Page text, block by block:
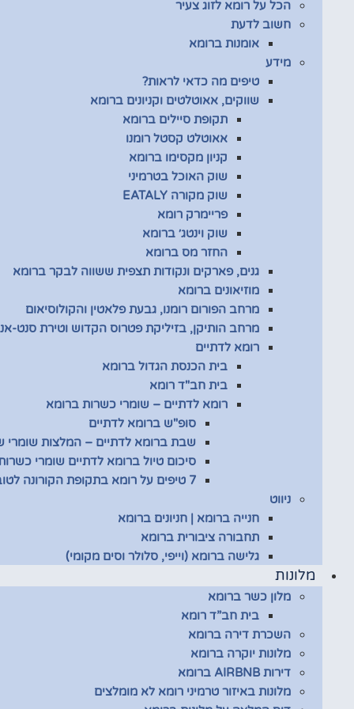
הכל על רומא לזוג צעיר
חשוב לדעת
אומנות ברומא
מידע
טיפים מה כדאי לראות?
שווקים, אאוטלטים וקניונים ברומא
תקופת סיילים ברומא
אאוטלט קסטל רומנו
קניון מקסימו ברומא
שוק האוכל בטרמיני
שוק מקורה EATALY
פריימרק רומא
שוק וינטג׳ ברומא
החזר מס ברומא
גנים, פארקים ונקודות תצפית ששווה לבקר ברומא
מוזיאונים ברומא
מרחב הפורום רומנו, גבעת פלאטין והקולוסיאום
מרחב הותיקן, בזיליקת פטרוס הקדוש וטירת סנט-
רומא לדתיים
בית הכנסת הגדול ברומא
בית חב"ד רומא
רומא לדתיים – שומרי כשרות ברומא
סופ"ש ברומא לדתיים
שבת ברומא לדתיים – המלצות שומרי
סיכום טיול ברומא לדתיים שומרי
7 טיפים על רומא בתקופת הקורונה לטובת שומרי כשרות
ניווט
חנייה ברומא | חניונים ברומא
תחבורה ציבורית ברומא
גלישה ברומא (וייפי, סלולר וסים מקומי)
מלונות
מלון כשר ברומא
בית חב”ד רומא
השכרת דירה ברומא
מלונות יוקרה ברומא
דירות AIRBNB ברומא
מלונות באיזור טרמיני רומא לא מומלצים